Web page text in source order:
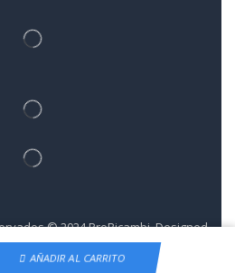
© 2024 ProRicambi. Designed
by LOVE Studios.
AÑADIR AL CARRITO